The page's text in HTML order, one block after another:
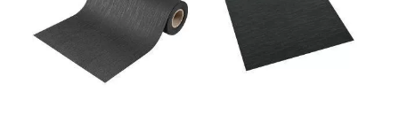
wzbogaci każdą szufladę kuchenną,
łatwa do
czyszczenia